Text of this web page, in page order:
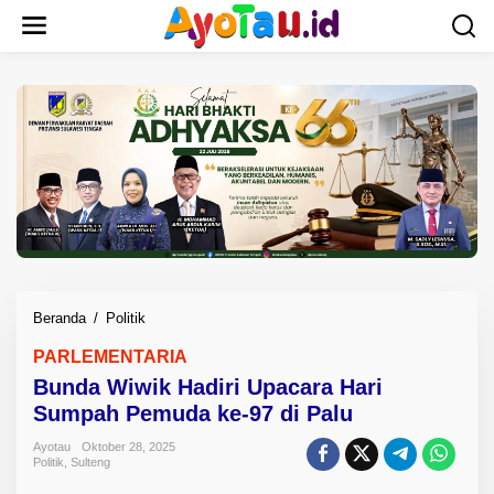
Beranda / Politik
n
d
a
PARLEMENTARIA
Bunda Wiwik Hadiri Upacara Hari
Sumpah Pemuda ke-97 di Palu
Ayotau
Oktober 28, 2025
Politik Sulteng